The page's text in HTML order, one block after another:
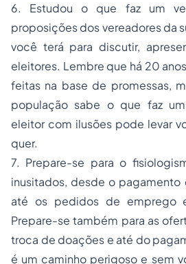
6. Estudou o que faz um
proposições dos vereadores da
você terá para discutir,
eleitores. Lembre que há 20
feitas na base de promessas,
população sabe o que faz
eleitor com ilusões pode levar
quer.
7. Prepare-se para o
inusitados, desde o pagamento
até os pedidos de emprego
Prepare-se também para as
troca de doações e até do
é um caminho perigoso e sem